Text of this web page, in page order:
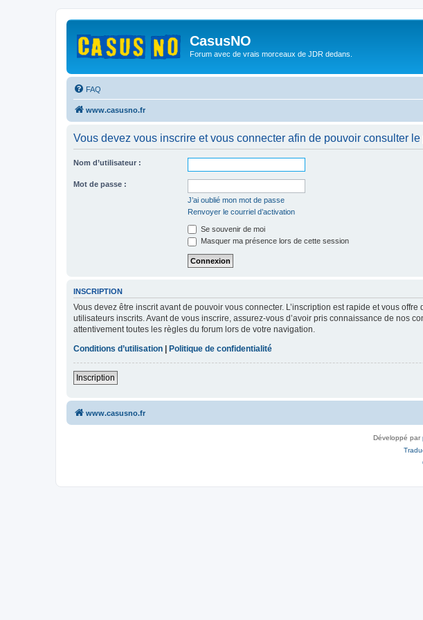
CasusNO
Forum avec de vrais morceaux de JDR dedans.
FAQ
www.casusno.fr
Vous devez vous inscrire et vous connecter afin de pouvoir consulter
Nom d’utilisateur :
Mot de passe :
J’ai oublié mon mot de passe
Renvoyer le courriel d’activation
Se souvenir de moi
Masquer ma présence lors de cette session
INSCRIPTION
Vous devez être inscrit avant de pouvoir vous connecter. L’inscription est rapide et vous
utilisateurs inscrits. Avant de vous inscrire, assurez-vous d’avoir pris connaissance de nos
attentivement toutes les règles du forum lors de votre navigation.
Conditions d’utilisation
Politique de confidentialité
Inscription
www.casusno.fr
Développé par